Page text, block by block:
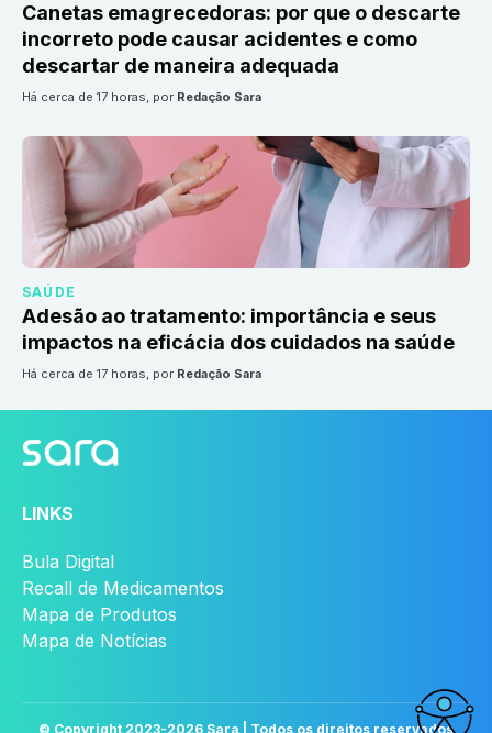
Canetas emagrecedoras: por que o descarte
incorreto pode causar acidentes e como
descartar de maneira adequada
há cerca de 17 horas, por Redação Sara
SAÚDE
Adesão ao tratamento: importância e seus
impactos na eficácia dos cuidados na saúde
há cerca de 17 horas, por Redação Sara
LINKS
Bula Digital
Recall de Medicamentos
Mapa de Produtos
Mapa de Notícias
© Copyright 2023-2026 Sara | Todos os direitos reservados